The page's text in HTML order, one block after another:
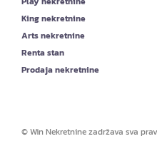
King nekretnine
Arts nekretnine
Renta stan
Prodaja nekretnine
©Win Nekretninezadržava sva